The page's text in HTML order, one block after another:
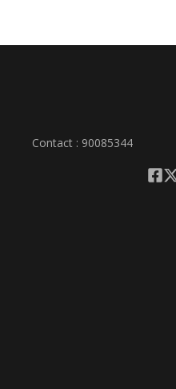
Contact : 90085344